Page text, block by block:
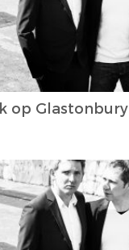
op Glastonbury